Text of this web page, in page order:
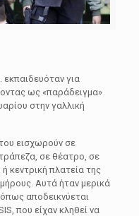
για
ως «παράδειγμα»
στην γαλλική
εισχωρούν σε
σε θέατρο, σε
κεντρική πλατεία της
Αυτά ήταν μερικά
αποδεικνύεται
που είχαν κληθεί να